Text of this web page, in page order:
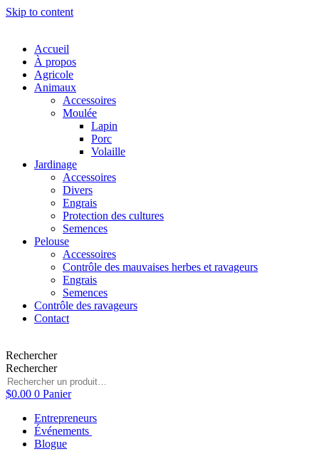
Skip to content
Accueil
À propos
Agricole
Animaux
Accessoires
Moulée
Lapin
Porc
Volaille
Jardinage
Accessoires
Divers
Engrais
Protection des cultures
Semences
Pelouse
Accessoires
Contrôle des mauvaises herbes et ravageurs
Engrais
Semences
Contrôle des ravageurs
Contact
Rechercher
Rechercher
$0.00 0 Panier
Entrepreneurs
Événements
Blogue